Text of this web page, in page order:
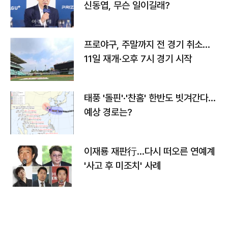
신동엽, 무슨 일이길래?
프로야구, 주말까지 전 경기 취소…
11일 재개·오후 7시 경기 시작
태풍 '돌핀'·'찬홈' 한반도 빗겨간다…
예상 경로는?
이재룡 재판行…다시 떠오른 연예계
'사고 후 미조치' 사례